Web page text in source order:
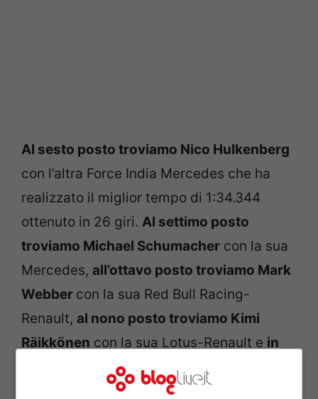
Al sesto posto troviamo Nico Hulkenberg
con l’altra Force India Mercedes che ha
realizzato il miglior tempo di 1:34.344
ottenuto in 26 giri. Al settimo posto
troviamo Michael Schumacher con la sua
Mercedes, all’ottavo posto troviamo Mark
Webber con la sua Red Bull Racing-
Renault, al nono posto troviamo Kimi
Räikkönen con la sua Lotus-Renault e in
decima posizione si è classificato Romain
Grosjean con l’altra Lotus-Renault.